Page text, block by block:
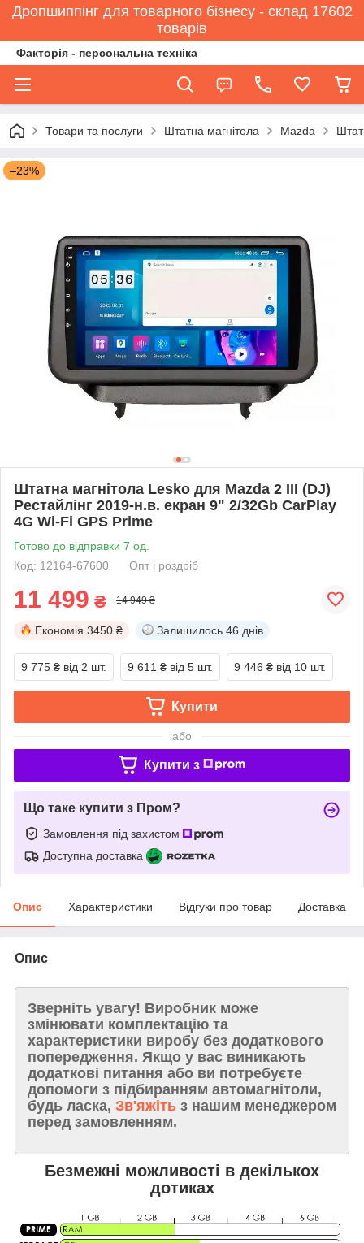
Дропшиппінг для товарного бізнесу - склад 17602
товарів
Факторія - персональна техніка
Товари та послуги Штатна магнітола Mazda
–23%
Штатна магнітола Lesko для Mazda 2 III (DJ)
Рестайлінг 2019-н.в. екран 9" 2/32Gb CarPlay
4G Wi-Fi GPS Prime
Готово до відправки 7 од.
Код: 12164-67600
Опт і роздріб
11 499 ₴ 14 949 ₴
Економія 3450 ₴ Залишилось 46 днів
9 775 ₴ від 2 шт. 9 611 ₴ від 5 шт. 9 446 ₴ від 10 шт.
Купити
або
Купити з
Що таке купити з Пром?
Замовлення під захистом
Доступна доставка
Опис Характеристики Відгуки про товар Доставка
Опис
Зверніть увагу! Виробник може
змінювати комплектацію та
характеристики виробу без додаткового
попередження. Якщо у вас виникають
додаткові питання або ви потребуєте
допомоги з підбиранням автомагнітоли,
будь ласка, Зв'яжіть з нашим менеджером
перед замовленням.
Безмежні можливості в декількох
дотиках